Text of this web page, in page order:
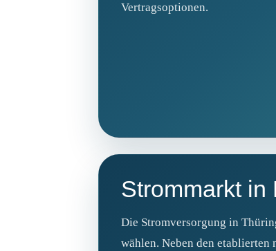
Vertragsoptionen.
Strommarkt in
Die Stromversorgung in
wählen. Neben den etablierten